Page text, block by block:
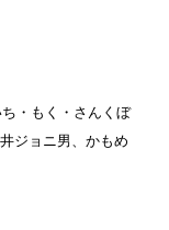
・もく・さんくぼ
ジョニ男、かもめ